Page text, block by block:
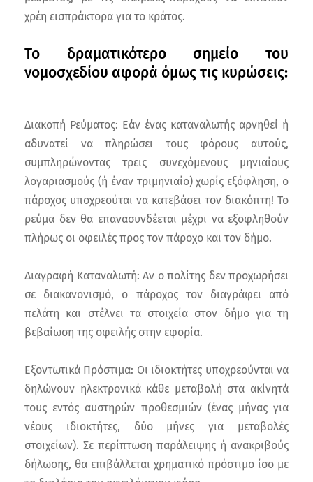
χρέη εισπράκτορα για το κράτος.
Το δραματικότερο σημείο του
νομοσχεδίου αφορά όμως τις κυρώσεις:
Διακοπή Ρεύματος: Εάν ένας καταναλωτής αρνηθεί ή
αδυνατεί να πληρώσει τους φόρους αυτούς,
συμπληρώνοντας τρεις συνεχόμενους μηνιαίους
λογαριασμούς (ή έναν τριμηνιαίο) χωρίς εξόφληση, ο
πάροχος υποχρεούται να κατεβάσει τον διακόπτη! Το
ρεύμα δεν θα επανασυνδέεται μέχρι να εξοφληθούν
πλήρως οι οφειλές προς τον πάροχο και τον δήμο.
Διαγραφή Καταναλωτή: Αν ο πολίτης δεν προχωρήσει
σε διακανονισμό, ο πάροχος τον διαγράφει από
πελάτη και στέλνει τα στοιχεία στον δήμο για τη
βεβαίωση της οφειλής στην εφορία.
Εξοντωτικά Πρόστιμα: Οι ιδιοκτήτες υποχρεούνται να
δηλώνουν ηλεκτρονικά κάθε μεταβολή στα ακίνητά
τους εντός αυστηρών προθεσμιών (ένας μήνας για
νέους ιδιοκτήτες, δύο μήνες για μεταβολές
στοιχείων). Σε περίπτωση παράλειψης ή ανακριβούς
δήλωσης, θα επιβάλλεται χρηματικό πρόστιμο ίσο με